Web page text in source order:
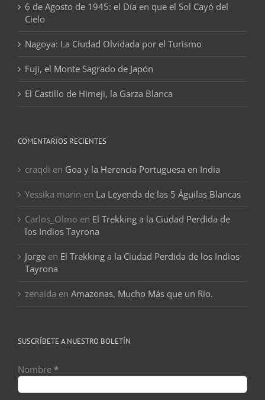
6 de Agosto de 1945: el Día en que el Sol Cayó del
Cielo
Nagoya: La Ciudad Olvidada por el Turismo
Fuji, el Monte Sagrado de Japón
El Castillo de Himeji, la Garza Blanca
COMENTARIOS RECIENTES
craqdi en Goa y la Herencia Portuguesa en India
Yessika marin en La Leyenda de las 5 Águilas Blancas
Carlos_Olmo en El Trekking a la Ciudad Perdida de
los Indios Tayrona
Jorge en El Trekking a la Ciudad Perdida de los Indios
Tayrona
zenaida en Amazonas, Mucho Más que un Río.
SUSCRÍBETE A NUESTRO BOLETÍN
Nombre *